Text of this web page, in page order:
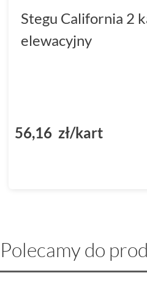
Stegu California 2
elewacyjny
56,16 zł/kart
Polecamy do